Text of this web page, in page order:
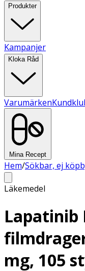
Produkter
Kampanjer
Kloka Råd
Varumärken
Mina Recept
Hem/Sökbar, ej
Läkemedel
Lapatinib
mg, 105